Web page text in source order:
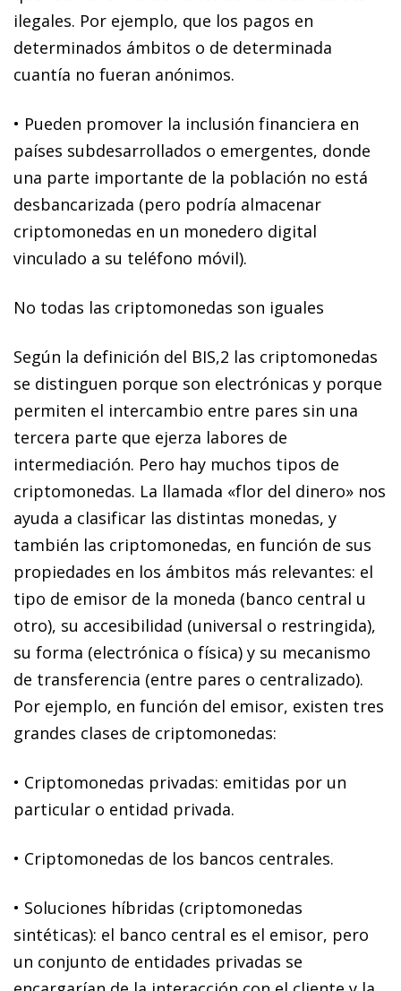
ilegales. Por ejemplo, que los pagos en
determinados ámbitos o de determinada
cuantía no fueran anónimos.
• Pueden promover la inclusión financiera en
países subdesarrollados o emergentes, donde
una parte importante de la población no está
desbancarizada (pero podría almacenar
criptomonedas en un monedero digital
vinculado a su teléfono móvil).
No todas las criptomonedas son iguales
Según la definición del BIS,2 las criptomonedas
se distinguen porque son electrónicas y porque
permiten el intercambio entre pares sin una
tercera parte que ejerza labores de
intermediación. Pero hay muchos tipos de
criptomonedas. La llamada «flor del dinero» nos
ayuda a clasificar las distintas monedas, y
también las criptomonedas, en función de sus
propiedades en los ámbitos más relevantes: el
tipo de emisor de la moneda (banco central u
otro), su accesibilidad (universal o restringida),
su forma (electrónica o física) y su mecanismo
de transferencia (entre pares o centralizado).
Por ejemplo, en función del emisor, existen tres
grandes clases de criptomonedas:
• Criptomonedas privadas: emitidas por un
particular o entidad privada.
• Criptomonedas de los bancos centrales.
• Soluciones híbridas (criptomonedas
sintéticas): el banco central es el emisor, pero
un conjunto de entidades privadas se